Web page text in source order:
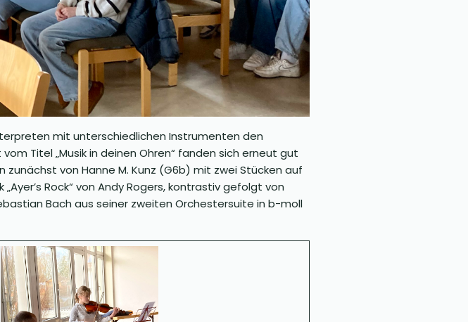
mit unterschiedlichen Instrumenten den
Titel „Musik in deinen Ohren“ fanden sich erneut gut
zunächst von Hanne M. Kunz (G6b) mit zwei Stücken auf
Rock“ von Andy Rogers, kontrastiv gefolgt von
Bach aus seiner zweiten Orchestersuite in b-moll